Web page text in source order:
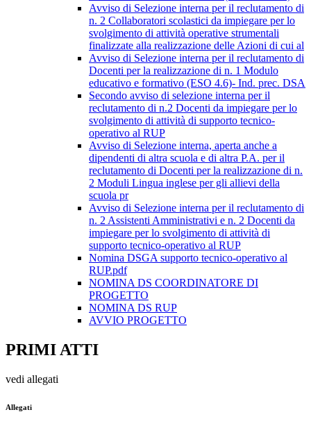
Avviso di Selezione interna per il reclutamento di
n. 2 Collaboratori scolastici da impiegare per lo
svolgimento di attività operative strumentali
finalizzate alla realizzazione delle Azioni di cui al
Avviso di Selezione interna per il reclutamento di
Docenti per la realizzazione di n. 1 Modulo
educativo e formativo (ESO 4.6)- Ind. prec. DSA
Secondo avviso di selezione interna per il
reclutamento di n.2 Docenti da impiegare per lo
svolgimento di attività di supporto tecnico-
operativo al RUP
Avviso di Selezione interna, aperta anche a
dipendenti di altra scuola e di altra P.A. per il
reclutamento di Docenti per la realizzazione di n.
2 Moduli Lingua inglese per gli allievi della
scuola pr
Avviso di Selezione interna per il reclutamento di
n. 2 Assistenti Amministrativi e n. 2 Docenti da
impiegare per lo svolgimento di attività di
supporto tecnico-operativo al RUP
Nomina DSGA supporto tecnico-operativo al
RUP.pdf
NOMINA DS COORDINATORE DI
PROGETTO
NOMINA DS RUP
AVVIO PROGETTO
PRIMI ATTI
vedi allegati
Allegati